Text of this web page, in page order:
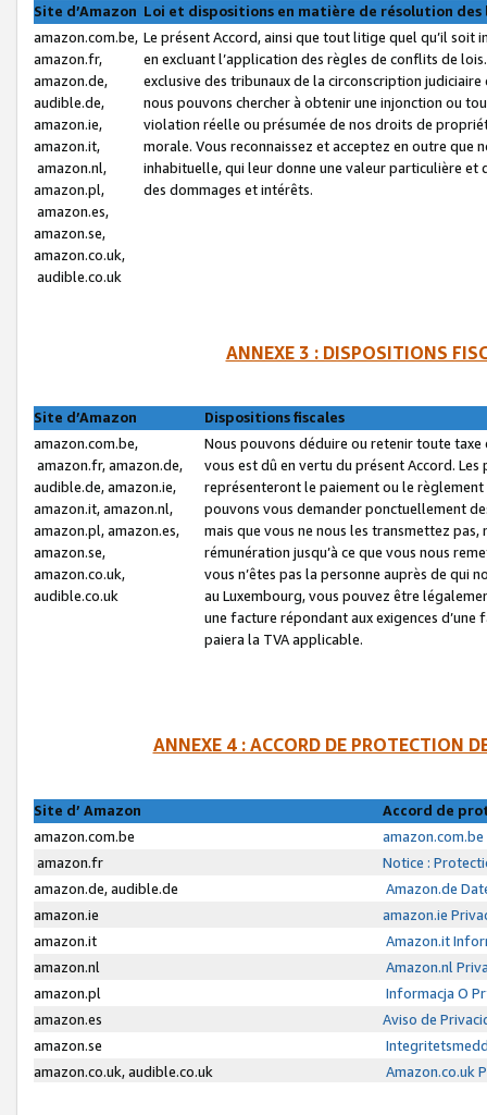
Site d’Amazon Loi et dispositions en matière de résolution
amazon.com.be,
amazon.fr,
amazon.de,
audible.de,
amazon.ie,
amazon.it,
amazon.nl,
amazon.pl,
amazon.es,
amazon.se,
amazon.co.uk,
audible.co.uk
Le présent Accord, ainsi que tout litige quel qu’il soit
en excluant l’application des règles de conflits de
exclusive des tribunaux de la circonscription
nous pouvons chercher à obtenir une injonction ou
violation réelle ou présumée de nos droits de
morale. Vous reconnaissez et acceptez en outre que
inhabituelle, qui leur donne une valeur particulière
des dommages et intérêts.
ANNEXE 3 : DISPOSITIONS
Site d’Amazon
Dispositions fiscales
amazon.com.be,
amazon.fr, amazon.de,
audible.de, amazon.ie,
amazon.it, amazon.nl,
amazon.pl, amazon.es,
amazon.se,
amazon.co.uk,
audible.co.uk
Nous pouvons déduire ou retenir toute
vous est dû en vertu du présent Accord.
représenteront le paiement ou le
pouvons vous demander ponctuellement
mais que vous ne nous les transmettez
rémunération jusqu’à ce que vous nous
vous n’êtes pas la personne auprès de qui
au Luxembourg, vous pouvez être
une facture répondant aux exigences
paiera la TVA applicable.
ANNEXE 4 : ACCORD DE PROTECTION
Site d’ Amazon
Accord de
amazon.com.be
amazon.fr
Notice :
amazon.de, audible.de
Amazon.de
amazon.ie
amazon.ie
amazon.it
Amazon.it
amazon.nl
Amazon.nl
amazon.pl
Informacja O
amazon.es
Aviso de
amazon.se
amazon.co.uk, audible.co.uk
Amazon.co.uk